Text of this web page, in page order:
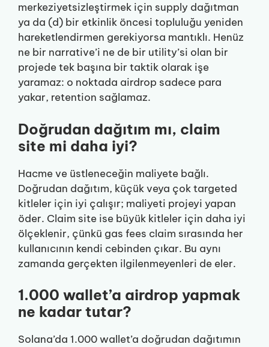
merkeziyetsizleştirmek için supply dağıtman
ya da (d) bir etkinlik öncesi topluluğu yeniden
hareketlendirmen gerekiyorsa mantıklı. Henüz
ne bir narrative’i ne de bir utility’si olan bir
projede tek başına bir taktik olarak işe
yaramaz: o noktada airdrop sadece para
yakar, retention sağlamaz.
Doğrudan dağıtım mı, claim
site mi daha iyi?
Hacme ve üstleneceğin maliyete bağlı.
Doğrudan dağıtım, küçük veya çok targeted
kitleler için iyi çalışır; maliyeti projeyi yapan
öder. Claim site ise büyük kitleler için daha iyi
ölçeklenir, çünkü gas fees claim sırasında her
kullanıcının kendi cebinden çıkar. Bu aynı
zamanda gerçekten ilgilenmeyenleri de eler.
1.000 wallet’a airdrop yapmak
ne kadar tutar?
Solana’da 1.000 wallet’a doğrudan dağıtımın